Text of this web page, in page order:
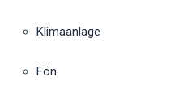
Klimaanlage
Fön